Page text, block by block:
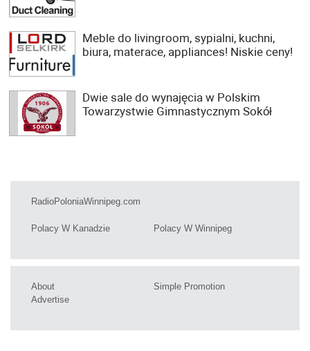
Meble do livingroom, sypialni, kuchni,
biura, materace, appliances! Niskie ceny!
Dwie sale do wynajęcia w Polskim
Towarzystwie Gimnastycznym Sokół
RadioPoloniaWinnipeg.com
Polacy W Kanadzie Polacy W Winnipeg
About
Advertise
Simple Promotion